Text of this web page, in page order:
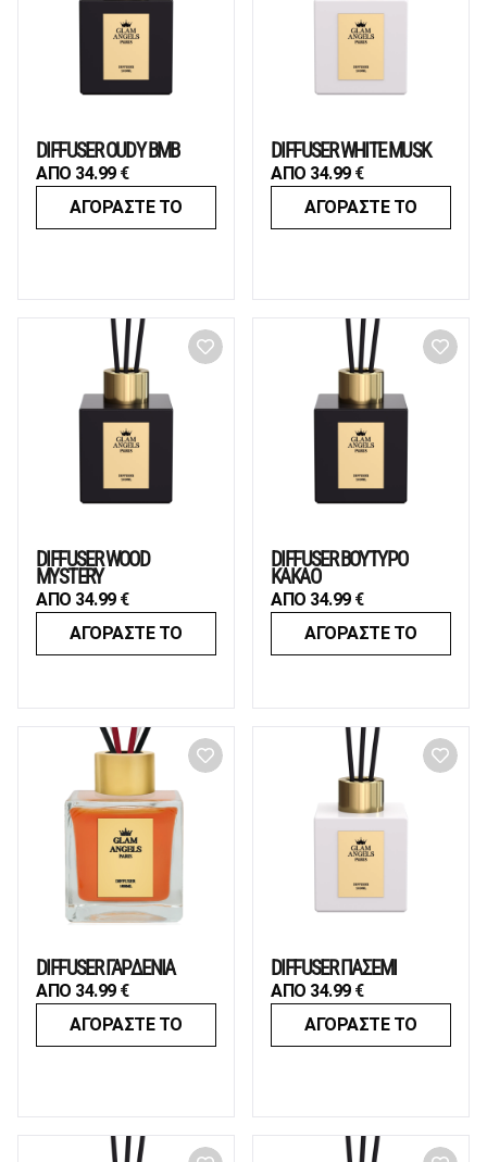
DIFFUSER OUDY BMB
ΑΠΟ 34.99 €
ΑΓΟΡΑΣΤΕ ΤΟ
DIFFUSER WHITE MUSK
ΑΠΟ 34.99 €
ΑΓΟΡΑΣΤΕ ΤΟ
DIFFUSER WOOD
MYSTERY
ΑΠΟ 34.99 €
ΑΓΟΡΑΣΤΕ ΤΟ
DIFFUSER ΒΟΥΤΥΡΟ
ΚΑΚΑΟ
ΑΠΟ 34.99 €
ΑΓΟΡΑΣΤΕ ΤΟ
DIFFUSER ΓΑΡΔΕΝΙΑ
ΑΠΟ 34.99 €
ΑΓΟΡΑΣΤΕ ΤΟ
DIFFUSER ΓΙΑΣΕΜΙ
ΑΠΟ 34.99 €
ΑΓΟΡΑΣΤΕ ΤΟ